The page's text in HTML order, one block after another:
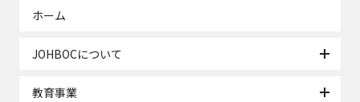
ホーム
JOHBOCについて
教育事業